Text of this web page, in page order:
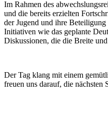
Im Rahmen des
und die bereits erzielten
der Jugend und ihre
Initiativen wie das geplante
Diskussionen, die die Breite
Der Tag klang mit einem
freuen uns darauf, die